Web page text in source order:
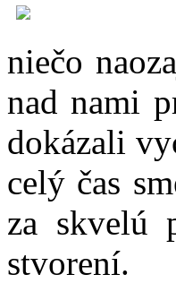
niečo
nad nami
dokázali
celý čas
za skvelú
stvorení.